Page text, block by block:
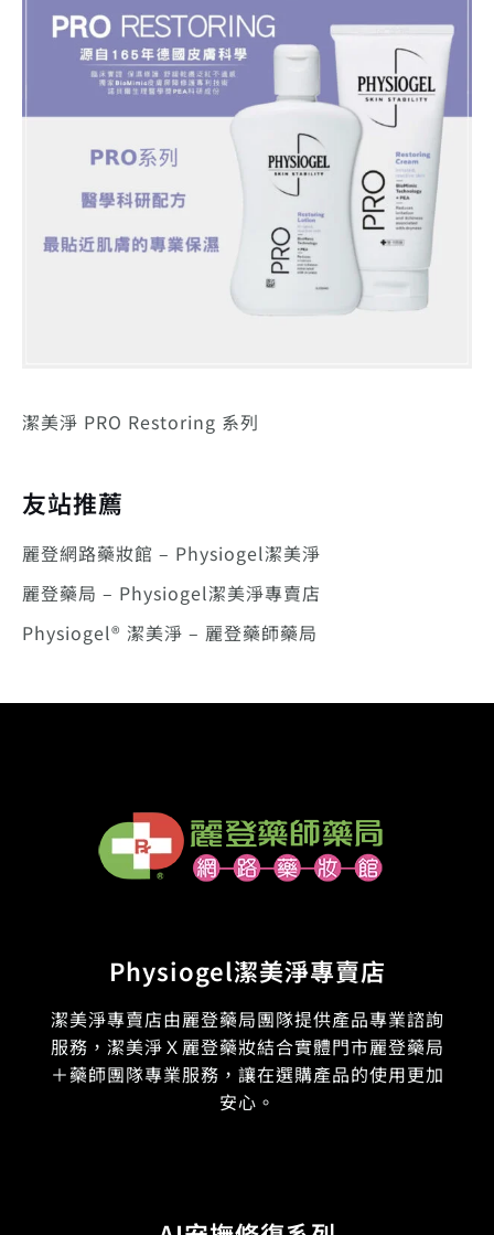
潔美淨 PRO Restoring 系列
友站推薦
麗登網路藥妝館 – Physiogel潔美淨
麗登藥局 – Physiogel潔美淨專賣店
Physiogel® 潔美淨 – 麗登藥師藥局
Physiogel潔美淨專賣店
潔美淨專賣店由麗登藥局團隊提供產品專業諮詢
服務，潔美淨Ｘ麗登藥妝結合實體門市麗登藥局
＋藥師團隊專業服務，讓在選購產品的使用更加
安心。